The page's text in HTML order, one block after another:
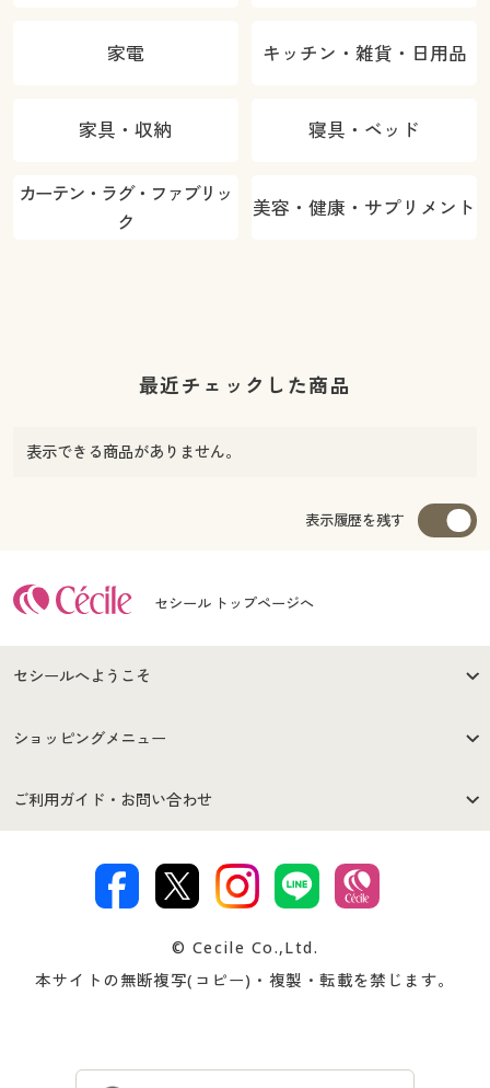
家電 キッチン・雑貨・日用品
家具・収納 寝具・ベッド
カーテン・ラグ・ファブリッ
ク
美容・健康・サプリメント
最近チェックした商品
表示できる商品がありません。
表示履歴を残す
セシール トップページへ
セシールへようこそ
はじめての方へ
セシールご利用規約
著作権・商標について 会社案内
ショッピングメニュー
商品カテゴリ
プレゼント＆キャンペーン サイトマップ
ご利用ガイド・お問い合わせ
交換・返品は お支払は
ついて
忘れの場合
© Cecile Co.,Ltd.
本サイトの無断複写(コピー)・複製・転載を禁じます。